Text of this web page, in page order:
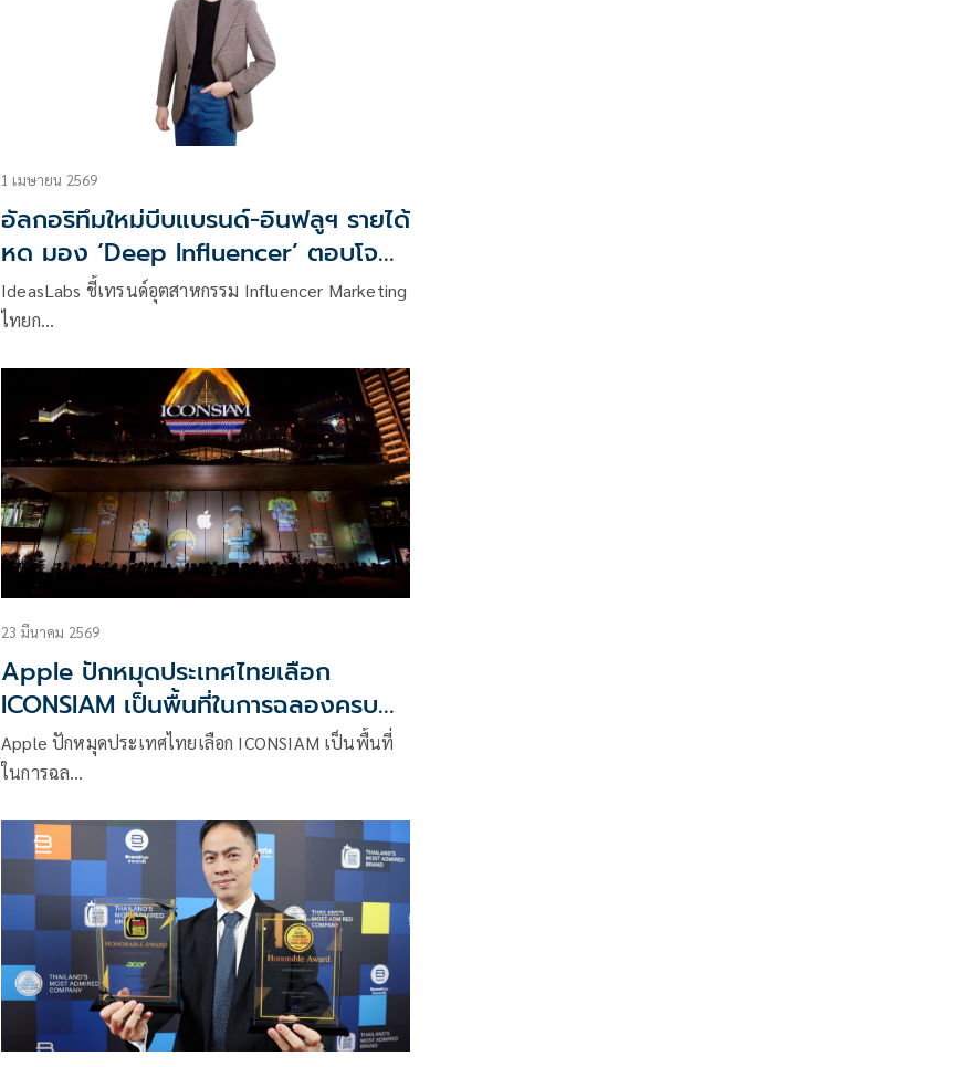
1 เมษายน 2569
อัลกอริทึมใหม่บีบแบรนด์-อินฟลูฯ รายได้
หด มอง ‘Deep Influencer’ ตอบโจทย์
แบรนด์ หนุนงบจ้างงาน Micro-Nano
เพิ่มขึ้น 43%
IdeasLabs ชี้เทรนด์อุตสาหกรรม Influencer Marketing
ไทยก…
23 มีนาคม 2569
Apple ปักหมุดประเทศไทยเลือก
ICONSIAM เป็นพื้นที่ในการฉลองครบ
รอบ 50 ปี
Apple ปักหมุดประเทศไทยเลือก ICONSIAM เป็นพื้นที่
ในการฉล…